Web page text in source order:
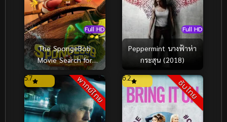
Full HD
The SpongeBob
Movie Search for
SquarePants เดอะ ส
พันจ์บ็อบ มูฟวี่ ภารกิจ
ตามหาสพันจ์บ็อบ
(2025)
Full HD
Peppermint นางฟ้าห่า
กระสุน (2018)
พากย์ไทย
5.7 ซับไทย
6.2